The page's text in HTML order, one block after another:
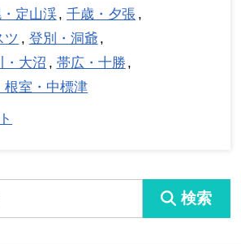
定山渓
千歳・夕張
ツ
登別・洞爺
・大沼
帯広・十勝
根室・中標津
検索